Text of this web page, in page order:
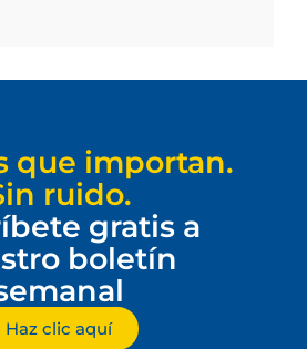
que importan.
ruido.
gratis a
boletín
Haz clic aquí